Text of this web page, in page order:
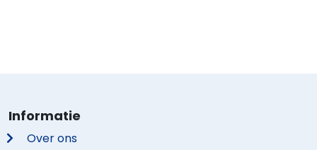
Informatie
Over ons